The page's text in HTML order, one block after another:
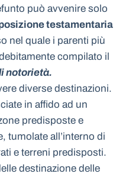
può avvenire solo
testamentaria
nel quale i parenti più
compilato il
notorietà.
diverse destinazioni.
in affido ad un
predisposte e
tumolate all’interno di
e terreni predisposti.
destinazione delle